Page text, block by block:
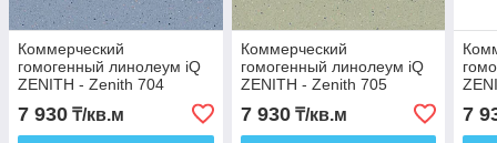
Коммерческий
гомогенный линолеум iQ
ZENITH - Zenith 704
7 930 ₸/кв.м
Коммерческий
гомогенный линолеум iQ
ZENITH - Zenith 705
7 930₸/кв.м 7